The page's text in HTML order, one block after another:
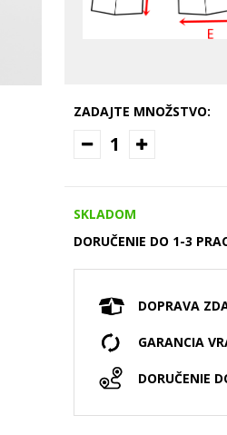
ZADAJTE MNOŽSTVO:
1
SKLADOM
DORUČENIE DO 1-3
DOPRAVA
GARANCIA
DORUČENIE